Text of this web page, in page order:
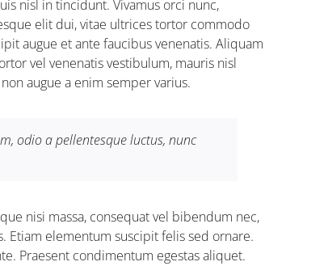
nisl in tincidunt. Vivamus orci nunc,
elit dui, vitae ultrices tortor commodo
augue et ante faucibus venenatis. Aliquam
vel venenatis vestibulum, mauris nisl
augue a enim semper varius.
odio a pellentesque luctus, nunc
nisi massa, consequat vel bibendum nec,
Etiam elementum suscipit felis sed ornare.
Praesent condimentum egestas aliquet.